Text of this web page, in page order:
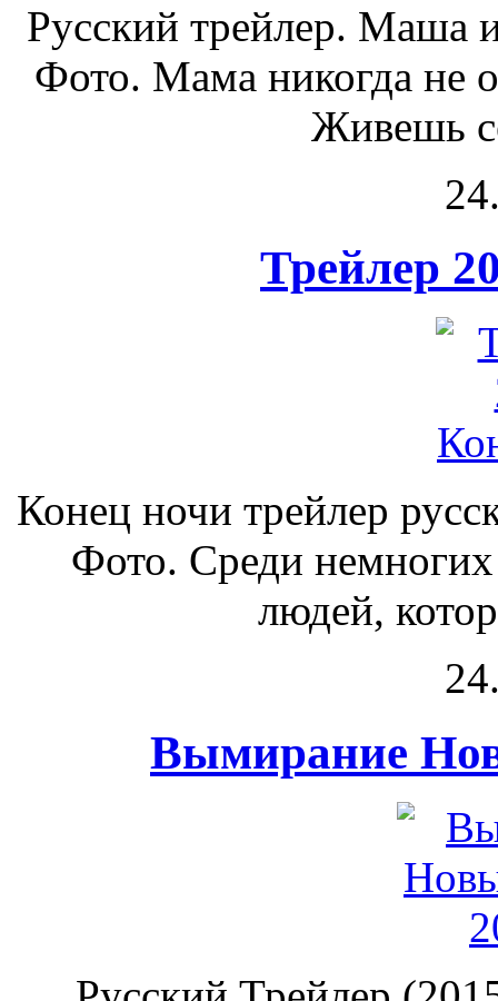
Русский трейлер. Маша
Фото. Мама никогда не
Живешь
Трейлер
Конец ночи трейлер
Фото. Среди
людей,
Вымирание